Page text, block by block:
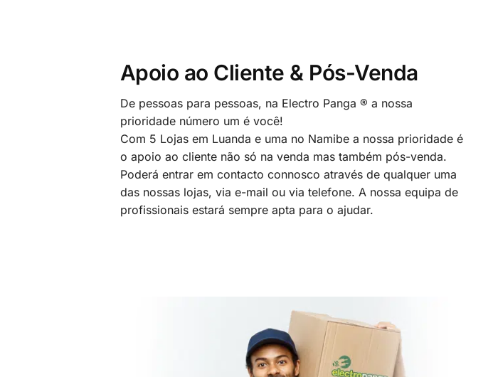
Apoio ao Cliente & Pós-Venda
De pessoas para pessoas, na Electro Panga ® a nossa
prioridade número um é você!
Com 5 Lojas em Luanda e uma no Namibe a nossa prioridade é
o apoio ao cliente não só na venda mas também pós-venda.
Poderá entrar em contacto connosco através de qualquer uma
das nossas lojas, via e-mail ou via telefone. A nossa equipa de
profissionais estará sempre apta para o ajudar.